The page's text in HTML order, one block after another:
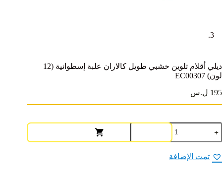
ديلي أقلام تلوين خشبي طويل كالاران علبة إسطوانية (12
لون) EC00307
195 ل.س
كمية
ديلي
أقلام
تلوين
خشبي
تمت الإضافة